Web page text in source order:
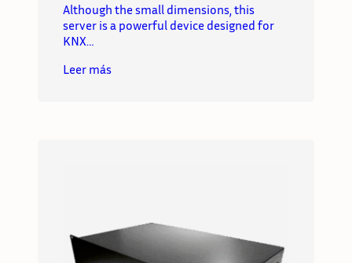
Although the small dimensions, this
server is a powerful device designed for
KNX…
Leer más